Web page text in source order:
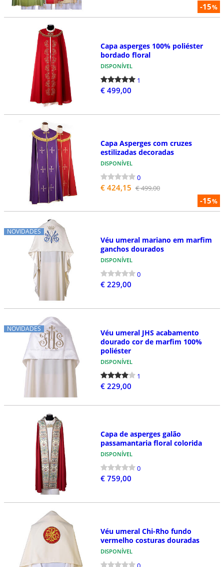
-15%
Capa asperges 100% poliéster
bordado floral
DISPONÍVEL
1
€ 499,00
-15%
Capa Asperges com cruzes
estilizadas decoradas
DISPONÍVEL
0
€ 424,15 € 499,00
NOVIDADES
Véu umeral mariano em marfim
ganchos dourados
DISPONÍVEL
0
€ 229,00
NOVIDADES
Véu umeral JHS acabamento
dourado cor de marfim 100%
poliéster
DISPONÍVEL
1
€ 229,00
Capa de asperges galão
passamantaria floral colorida
DISPONÍVEL
0
€ 759,00
Véu umeral Chi-Rho fundo
vermelho costuras douradas
DISPONÍVEL